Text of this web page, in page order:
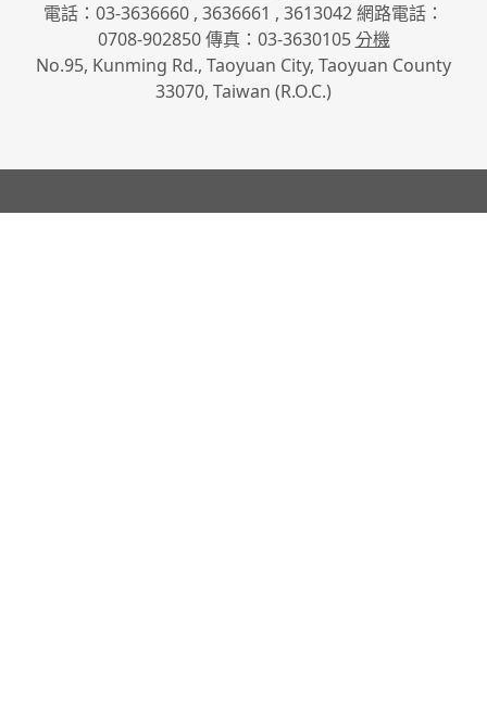
電話：03-3636660 , 3636661 , 3613042 網路電話：
0708-902850 傳真：03-3630105分機
No.95, Kunming Rd., Taoyuan City, Taoyuan County
33070, Taiwan (R.O.C.)